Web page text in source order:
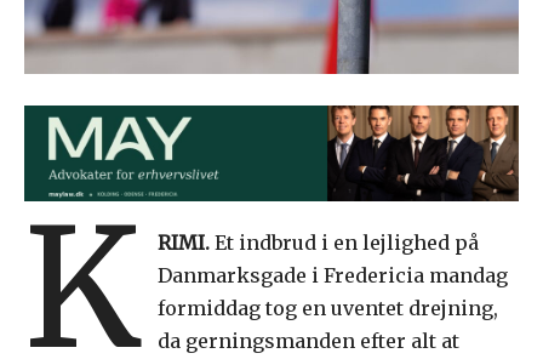
K RIMI. Et indbrud i en lejlighed på
Danmarksgade i Fredericia mandag
formiddag tog en uventet drejning,
da gerningsmanden efter alt at